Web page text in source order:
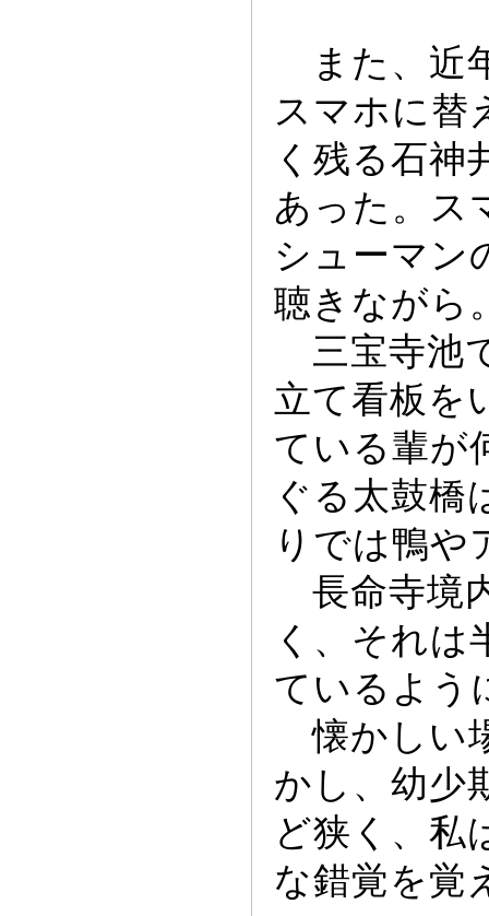
また、近
スマホに替
く残る石神
あ っ た。ス
シ ュ ーマン
聴きながら
三宝寺池
立て看板を
ている輩が
ぐる太鼓橋
りでは鴨や
長命寺境
く、それは
ているよう
懐かしい
かし、幼少
ど狭く、私
な錯覚を覚